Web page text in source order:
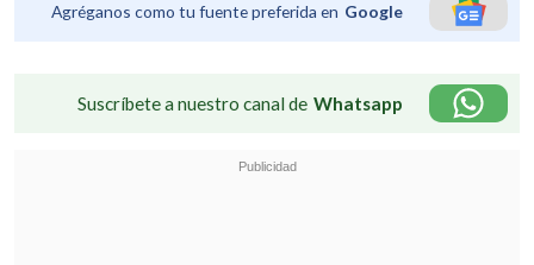
Agréganos como tu fuente preferida en Google
Suscríbete a nuestro canal de Whatsapp